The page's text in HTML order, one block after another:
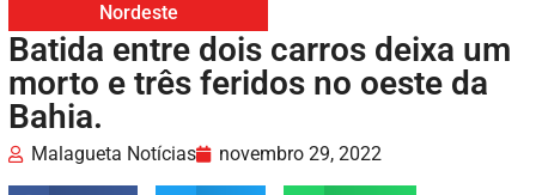
Nordeste
Batida entre dois carros deixa um
morto e três feridos no oeste da
Bahia.
Malagueta Notícias novembro 29, 2022